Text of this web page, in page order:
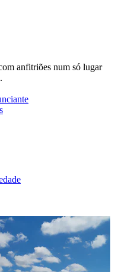
anfitriões num só lugar